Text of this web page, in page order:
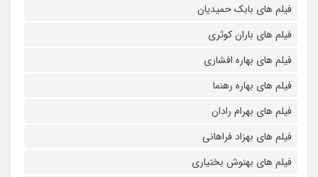
فیلم های بابک حمیدیان
فیلم های باران کوثری
فیلم های بهاره افشاری
فیلم های بهاره رهنما
فیلم های بهرام رادان
فیلم های بهزاد فراهانی
فیلم های بهنوش بختیاری